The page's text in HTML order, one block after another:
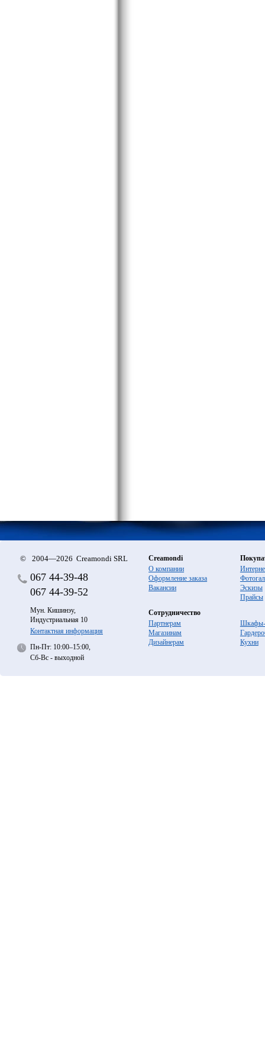
© 2004—2026 Creamondi SRL
067 44-39-48
067 44-39-52
Мун. Кишинэу,
Индустриальная 10
Контактная информация
Пн-Пт: 10:00–15:00,
Сб-Вс - выходной
Creamondi
О компании
Оформление заказа
Вакансии
Эскизы
Прайсы
Сотрудничество
Партнерам
Магазинам
Дизайнерам
Шкафы-
Кухни